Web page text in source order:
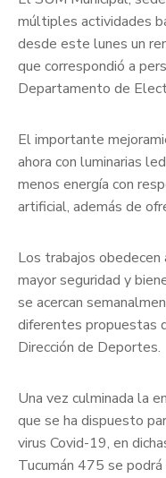
múltiples actividades
desde este lunes un
que correspondió a
Departamento de
El importante
ahora con luminarias
menos energía con
artificial, además de
Los trabajos obedecen
mayor seguridad y
se acercan
diferentes propuestas
Dirección de Deportes.
Una vez culminada la
que se ha dispuesto
virus Covid-19, en
Tucumán 475 se